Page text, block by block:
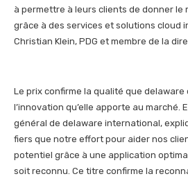
à permettre à leurs clients de donner le
grâce à des services et solutions cloud
Christian Klein, PDG et membre de la
Le prix confirme la qualité que delaware
l’innovation qu’elle apporte au marché.
général de delaware international,
fiers que notre effort pour aider nos
potentiel grâce à une application
soit reconnu. Ce titre confirme la